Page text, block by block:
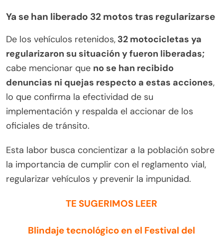
Ya se han liberado 32 motos tras regularizarse
De los vehículos retenidos, 32 motocicletas ya
regularizaron su situación y fueron liberadas;
cabe mencionar que no se han recibido
denuncias ni quejas respecto a estas acciones,
lo que confirma la efectividad de su
implementación y respalda el accionar de los
oficiales de tránsito.
Esta labor busca concientizar a la población sobre
la importancia de cumplir con el reglamento vial,
regularizar vehículos y prevenir la impunidad.
TE SUGERIMOS LEER
Blindaje tecnológico en el Festival del